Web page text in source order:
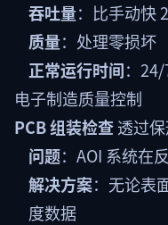
吞吐量：比手动快
质量：处理零损坏
正常运行时间：
电子制造质量控制
PCB 组装检查透过
问题：AOI 系统在
解决方案：无论表
度数据